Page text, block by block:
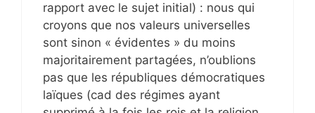
rapport avec le sujet initial) : nous qui
croyons que nos valeurs universelles
sont sinon « évidentes » du moins
majoritairement partagées, n’oublions
pas que les républiques démocratiques
laïques (cad des régimes ayant